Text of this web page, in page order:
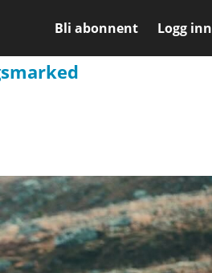
Bli abonnent Logg inn